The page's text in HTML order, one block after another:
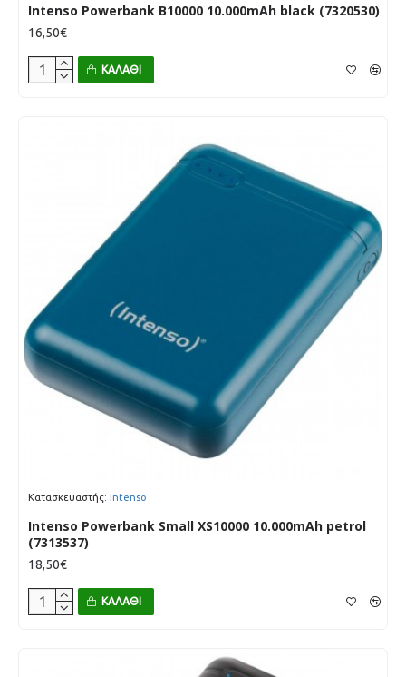
Intenso Powerbank B10000 10.000mAh black (7320530)
16,50€
ΚΑΛΆΘΙ
Κατασκευαστής: Intenso
Intenso Powerbank Small XS10000 10.000mAh petrol
(7313537)
18,50€
ΚΑΛΆΘΙ